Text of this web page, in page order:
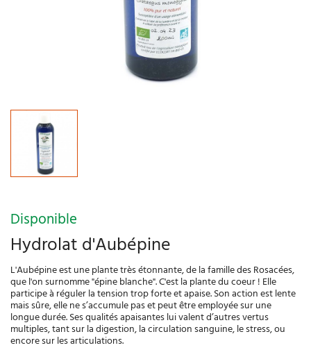
Disponible
Hydrolat d'Aubépine
L'Aubépine est une plante très étonnante, de la famille des Rosacées,
que l'on surnomme "épineblanche". C'est la plante du coeur ! Elle
participe à réguler la tension trop forte et apaise. Son action est lente
mais sûre, elle ne s’accumule pas et peut être employée sur une
longue durée. Ses qualités apaisantes lui valent d’autres vertus
multiples, tant sur la digestion, la circulation sanguine, le stress, ou
encore sur les articulations.